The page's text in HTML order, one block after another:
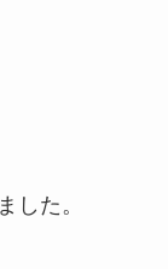
した。